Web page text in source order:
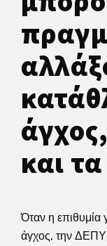
και
Όταν η επιθυμία
άγχος, την